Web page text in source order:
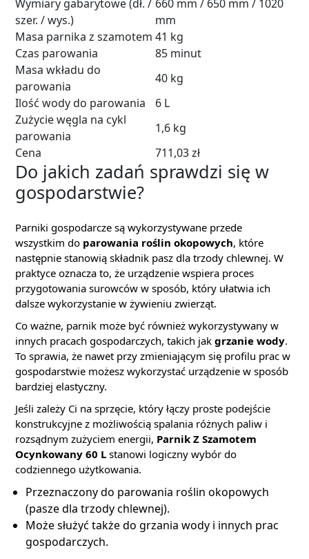
Wymiary gabarytowe (dł. /
szer. / wys.)
660 mm / 650 mm / 1020
mm
Masa parnika z szamotem 41 kg
Czas parowania
85 minut
Masa wkładu do
parowania
40 kg
Ilość wody do parowania
6 L
Zużycie węgla na cykl
parowania
1,6 kg
Cena
711,03 zł
Do jakich zadań sprawdzi się w
gospodarstwie?
Parniki gospodarcze są wykorzystywane przede
wszystkim do parowania roślin okopowych, które
następnie stanowią składnik pasz dla trzody chlewnej. W
praktyce oznacza to, że urządzenie wspiera proces
przygotowania surowców w sposób, który ułatwia ich
dalsze wykorzystanie w żywieniu zwierząt.
Co ważne, parnik może być również wykorzystywany w
innych pracach gospodarczych, takich jak grzanie wody.
To sprawia, że nawet przy zmieniającym się profilu prac w
gospodarstwie możesz wykorzystać urządzenie w sposób
bardziej elastyczny.
Jeśli zależy Ci na sprzęcie, który łączy proste podejście
konstrukcyjne z możliwością spalania różnych paliw i
rozsądnym zużyciem energii, Parnik Z Szamotem
Ocynkowany 60 L stanowi logiczny wybór do
codziennego użytkowania.
Przeznaczony do parowania roślin okopowych
(pasze dla trzody chlewnej).
Może służyć także do grzania wody i innych prac
gospodarczych.